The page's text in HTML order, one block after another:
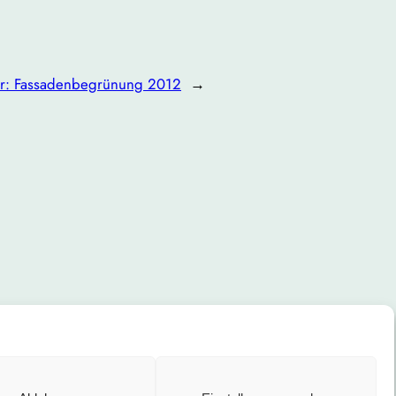
Fassadenbegrünung 2012 →